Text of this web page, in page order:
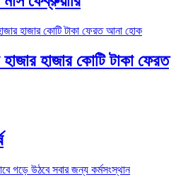
হাজার কোটি টাকা ফেরত